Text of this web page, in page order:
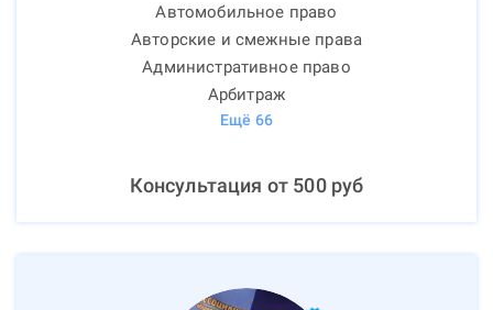
Автомобильное право
Авторские и смежные права
Административное право
Арбитраж
Ещё 66
Консультация от 500руб